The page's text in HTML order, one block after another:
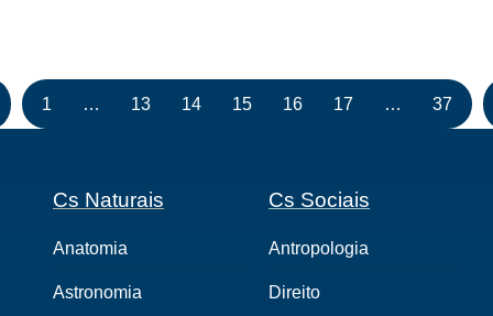
1 … 13 14 15 16 17 … 37
Cs Naturais
Anatomia
Astronomia
Cs Sociais
Antropologia
Direito